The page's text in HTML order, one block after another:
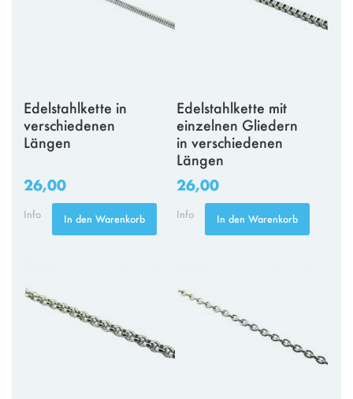
Edelstahlkette in
verschiedenen
Längen
26,00
Info In den Warenkorb
Edelstahlkette mit
einzelnen Gliedern
in verschiedenen
Längen
26,00
Info In den Warenkorb